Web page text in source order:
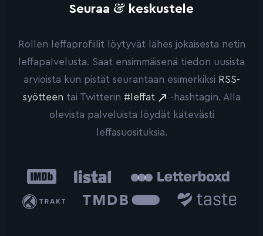
Seuraa & keskustele
Rollen leffaprofiilit löytyvät lähes jokaisesta netin
leffapalvelusta. Saat ensimmäisenä tiedon uusista
arvioista kun pistät seurantaan esimerkiksi RSS-
syötteen tai Twitterin #leffat
-hashtagin. Alla
olevista palveluista löydät kätevästi
leffasuosituksia.
IMDb Listal
Trakt